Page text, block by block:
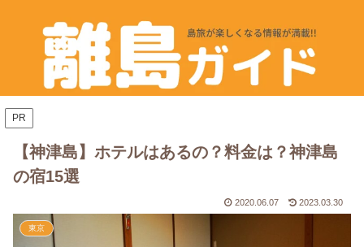
PR
【神津島】ホテルはあるの？料金は？神津島
の宿15選
2020.06.07 2023.03.30
東京